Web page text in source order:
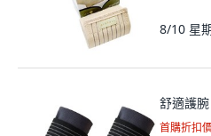
8/10 星
舒適護
首購折扣